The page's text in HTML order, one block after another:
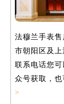
法穆兰手表
市朝阳区及
联系电话您
众号获取，
>